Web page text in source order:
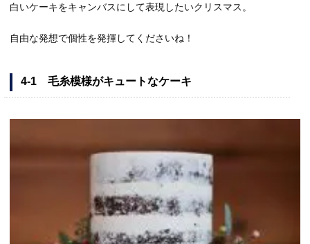
白いケーキをキャンバスにして表現したいクリスマス。
自由な発想で個性を発揮してくださいね！
4-1 毛糸模様がキュートなケーキ